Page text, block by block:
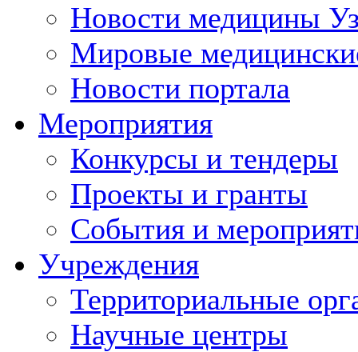
Новости медицины
Мировые
Новости портала
Мероприятия
Конкурсы и тендеры
Проекты и гранты
События и
Учреждения
Территориальные
Научные центры